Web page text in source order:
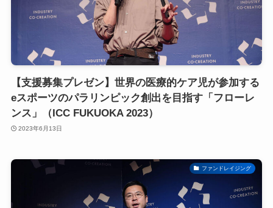
【支援募集プレゼン】世界の医療的ケア児が参加する
eスポーツのパラリンピック創出を目指す「フローレ
ンス」（ICC FUKUOKA 2023）
2023年6月13日
ファンドレイジング